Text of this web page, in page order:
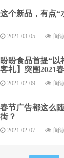
这个新品，有点“
2021-03-05 阅
盼盼食品首提“以
客礼】突围2021
2021-02-09 阅
春节广告都这么
街？
2021-02-07 阅